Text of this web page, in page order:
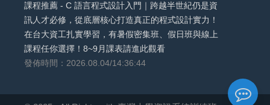
課程推薦 - C 語言程式設計入門｜跨越半世紀仍是資
訊人才必修，從底層核心打造真正的程式設計實力！
在台大資工扎實學習，有暑假密集班、假日班與線上
課程任你選擇！8~9月課表請進此觀看
發佈時間：2026.08.04/14:36:44